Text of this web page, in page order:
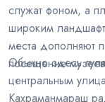
служат фоном, а
широким
места дополняют
посещение
Обычно здесь
центральным
Кахраманмараш